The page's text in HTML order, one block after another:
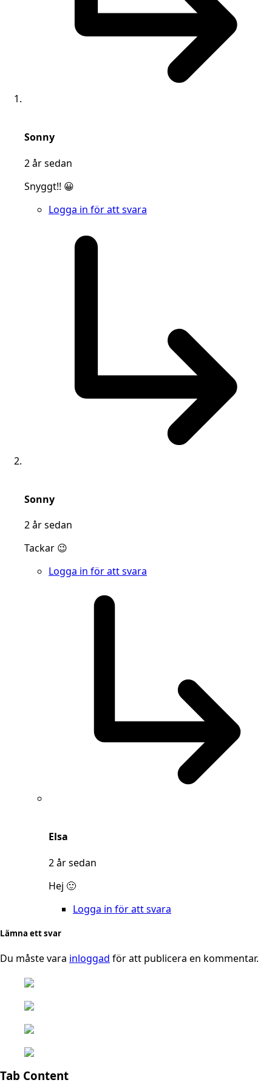
Sonnysays:
2 år sedan
Snyggt!! 😀
Logga in för att svara
Sonnysays:
2 år sedan
Tackar 😉
Logga in för att svara
Elsa
2 år sedan
Hej 🙂
Logga in för att svara
Lämna ett svar
Du måste vara inloggad för att publicera en kommentar.
Tab Content